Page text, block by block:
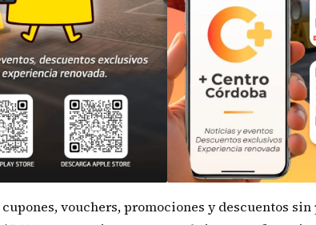
vouchers, promociones y descuentos sin